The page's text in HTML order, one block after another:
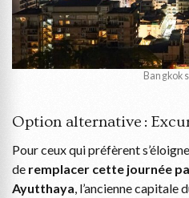
Bangkok
Option alternative :
Pour ceux qui préfèrent
de remplacer cette journée
Ayutthaya , l’ancienne capitale